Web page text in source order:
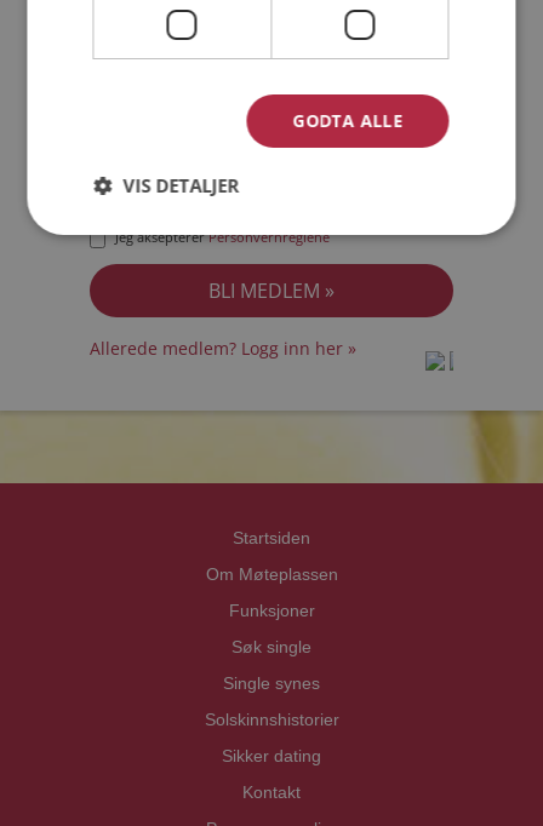
Jeg akseptererPersonvernreglene
Allerede medlem? Logg inn her »
Startsiden
Om Møteplassen
Funksjoner
Søk single
Single synes
Solskinnshistorier
Sikker dating
Kontakt
GODTA ALLE
VIS DETALJER